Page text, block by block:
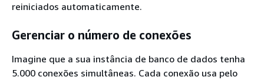
reiniciados automaticamente.
Gerenciar o número de conexões
Imagine que a sua instância de banco de dados tenha
5.000 conexões simultâneas. Cada conexão usa pelo